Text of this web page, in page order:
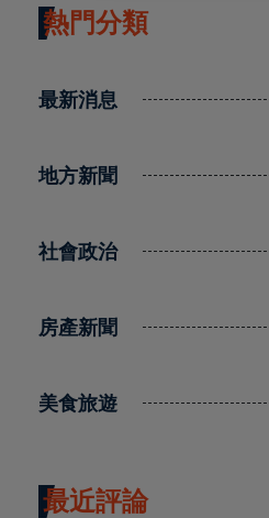
熱門分類
最新消息
地方新聞
社會政治
房產新聞
美食旅遊
最近評論